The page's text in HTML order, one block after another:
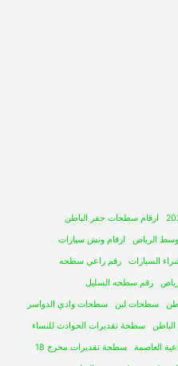
ارقام سطحات حفر الباطن
الرياض ارقام ونش سيارات
السيارات رقم راعي سطحه
رقم سطحه السليل
سطحات لبن سطحات وادي الدواسر
سطحة تقديرات الحوادث للنساء
العاصمة سطحة تقديرات مخرج 18